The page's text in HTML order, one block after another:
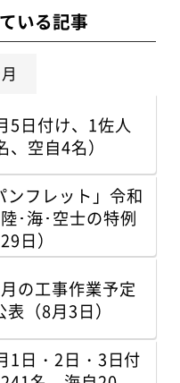
いる記事
日付け、1佐人
空自4名）
ンフレット」令和
･海･空士の特例
日）
の工事作業予定
（8月3日）
日・2日・3日付